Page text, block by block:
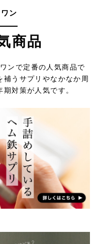
ン
商品
ンで定番の人気商品で
うサプリやなかなか周
対策が人気です。